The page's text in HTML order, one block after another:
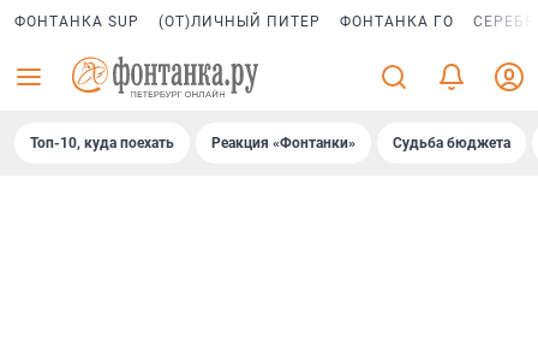
ФОНТАНКА SUP (ОТ)ЛИЧНЫЙ ПИТЕР ФОНТАНКА ГО
Топ-10, куда поехать Реакция «Фонтанки» Судьба бюджета